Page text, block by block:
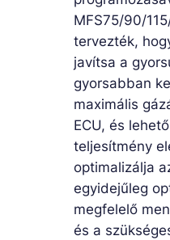
MFS75/90/
tervezték,
javítsa a
gyorsabban
maximális
ECU, és
teljesítmény
optimalizálja
egyidejűleg
megfelelő
és a